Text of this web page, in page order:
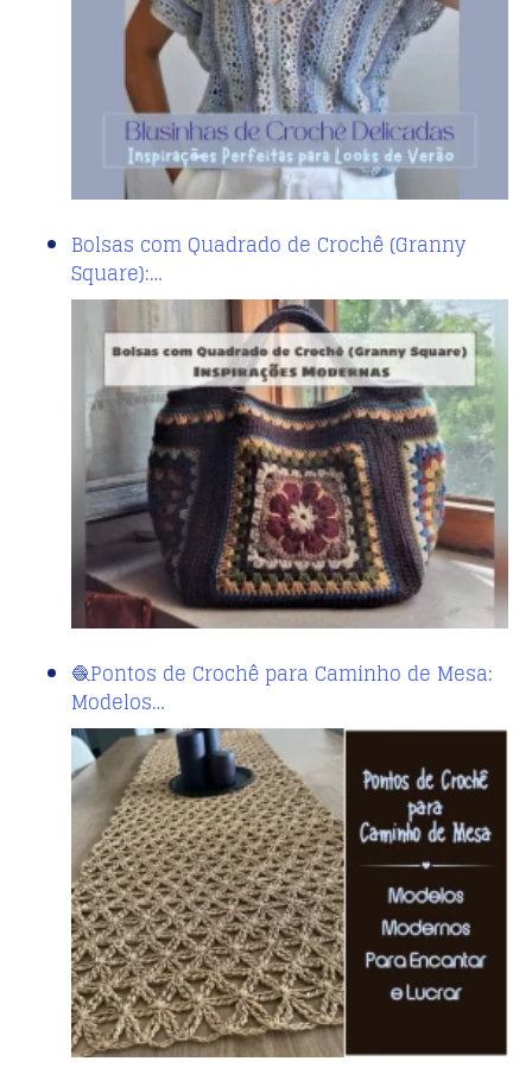
Bolsas com Quadrado de Crochê (Granny
Square):…
🧶Pontos de Crochê para Caminho de Mesa:
Modelos…